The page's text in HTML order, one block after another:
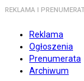
REKLAMA I
Reklama
Ogłoszenia
Prenumerata
Archiwum